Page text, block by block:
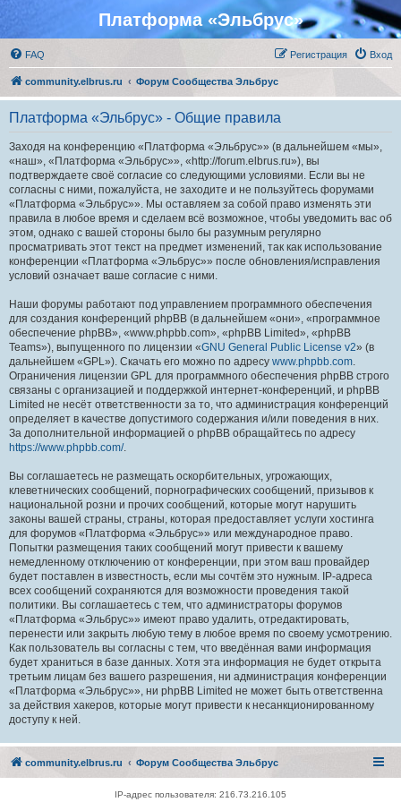
Платформа «Эльбрус»
FAQ Вход
Регистрация
community.elbrus.ru Форум Сообщества Эльбрус
Платформа «Эльбрус» - Общие правила
Заходя на конференцию «Платформа «Эльбрус»» (в дальнейшем «мы»,
«наш», «Платформа «Эльбрус»», «http://forum.elbrus.ru»), вы
подтверждаете своё согласие со следующими условиями. Если вы не
согласны с ними, пожалуйста, не заходите и не пользуйтесь форумами
«Платформа «Эльбрус»». Мы оставляем за собой право изменять эти
правила в любое время и сделаем всё возможное, чтобы уведомить вас об
этом, однако с вашей стороны было бы разумным регулярно
просматривать этот текст на предмет изменений, так как использование
конференции «Платформа «Эльбрус»» после обновления/исправления
условий означает ваше согласие с ними.
Наши форумы работают под управлением программного обеспечения
для создания конференций phpBB (в дальнейшем «они», «программное
обеспечение phpBB», «www.phpbb.com», «phpBB Limited», «phpBB
Teams»), выпущенного по лицензии «GNU General Public License v2» (в
дальнейшем «GPL»). Скачать его можно по адресу www.phpbb.com.
Ограничения лицензии GPL для программного обеспечения phpBB строго
связаны с организацией и поддержкой интернет-конференций, и phpBB
Limited не несёт ответственности за то, что администрация конференций
определяет в качестве допустимого содержания и/или поведения в них.
За дополнительной информацией о phpBB обращайтесь по адресу
https://www.phpbb.com/.
Вы соглашаетесь не размещать оскорбительных, угрожающих,
клеветнических сообщений, порнографических сообщений, призывов к
национальной розни и прочих сообщений, которые могут нарушить
законы вашей страны, страны, которая предоставляет услуги хостинга
для форумов «Платформа «Эльбрус»» или международное право.
Попытки размещения таких сообщений могут привести к вашему
немедленному отключению от конференции, при этом ваш провайдер
будет поставлен в известность, если мы сочтём это нужным. IP-адреса
всех сообщений сохраняются для возможности проведения такой
политики. Вы соглашаетесь с тем, что администраторы форумов
«Платформа «Эльбрус»» имеют право удалить, отредактировать,
перенести или закрыть любую тему в любое время по своему усмотрению.
Как пользователь вы согласны с тем, что введённая вами информация
будет храниться в базе данных. Хотя эта информация не будет открыта
третьим лицам без вашего разрешения, ни администрация конференции
«Платформа «Эльбрус»», ни phpBB Limited не может быть ответственна
за действия хакеров, которые могут привести к несанкционированному
доступу к ней.
community.elbrus.ru Форум Сообщества Эльбрус
IP-адрес пользователя: 216.73.216.105